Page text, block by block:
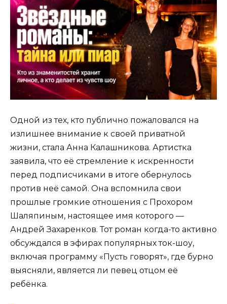
Одной из тех, кто публично пожаловался на
излишнее внимание к своей приватной
жизни, стала Анна Калашникова. Артистка
заявила, что её стремление к искренности
перед подписчиками в итоге обернулось
против неё самой. Она вспомнила свои
прошлые громкие отношения с Прохором
Шаляпиным, настоящее имя которого —
Андрей Захаренков. Тот роман когда-то активно
обсуждался в эфирах популярных ток-шоу,
включая программу «Пусть говорят», где бурно
выясняли, является ли певец отцом её
ребёнка.